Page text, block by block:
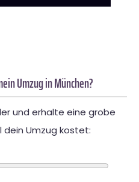
Umzug in München?
und erhalte eine grobe
dein Umzug kostet: